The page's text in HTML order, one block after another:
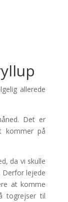
allerede
Det er
kommer på
da vi skulle
lejede
at komme
togrejser til